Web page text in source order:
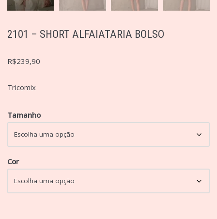
2101 – SHORT ALFAIATARIA BOLSO
R$239,90
Tricomix
Tamanho
Cor